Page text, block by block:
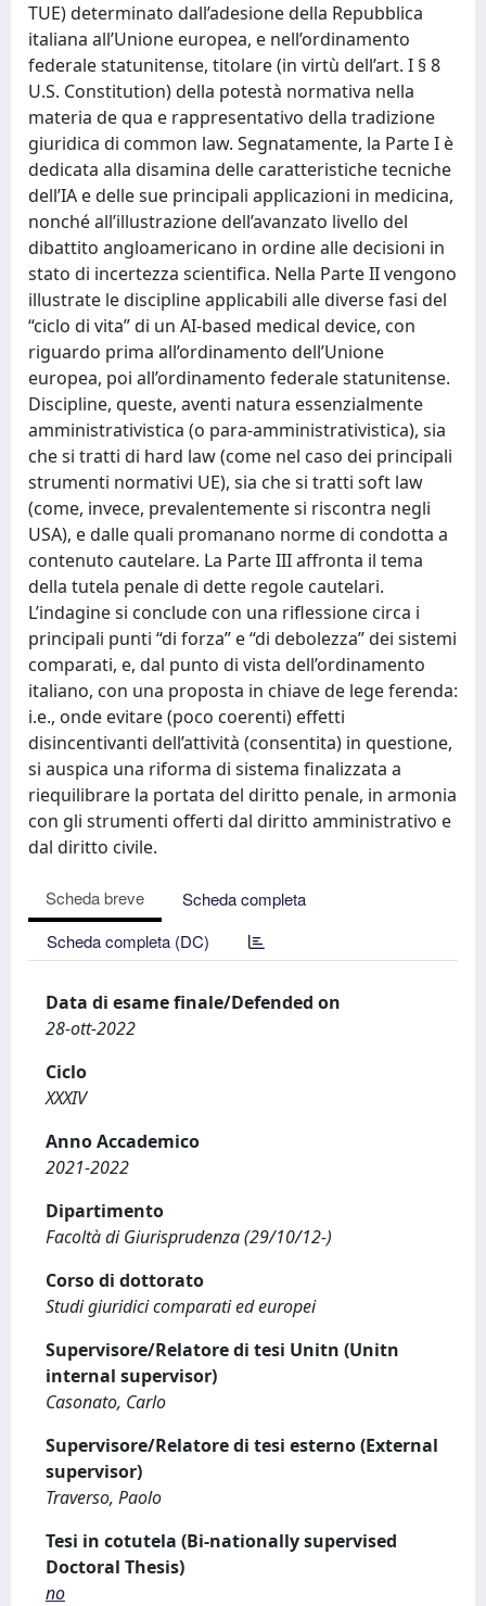
TUE) determinato dall’adesione della Repubblica
italiana all’Unione europea, e nell’ordinamento
federale statunitense, titolare (in virtù dell’art. I § 8
U.S. Constitution) della potestà normativa nella
materia de qua e rappresentativo della tradizione
giuridica di common law. Segnatamente, la Parte I è
dedicata alla disamina delle caratteristiche tecniche
dell’IA e delle sue principali applicazioni in medicina,
nonché all’illustrazione dell’avanzato livello del
dibattito angloamericano in ordine alle decisioni in
stato di incertezza scientifica. Nella Parte II vengono
illustrate le discipline applicabili alle diverse fasi del
“ciclo di vita” di un AI-based medical device, con
riguardo prima all’ordinamento dell’Unione
europea, poi all’ordinamento federale statunitense.
Discipline, queste, aventi natura essenzialmente
amministrativistica (o para-amministrativistica), sia
che si tratti di hard law (come nel caso dei principali
strumenti normativi UE), sia che si tratti soft law
(come, invece, prevalentemente si riscontra negli
USA), e dalle quali promanano norme di condotta a
contenuto cautelare. La Parte III affronta il tema
della tutela penale di dette regole cautelari.
L’indagine si conclude con una riflessione circa i
principali punti “di forza” e “di debolezza” dei sistemi
comparati, e, dal punto di vista dell’ordinamento
italiano, con una proposta in chiave de lege ferenda:
i.e., onde evitare (poco coerenti) effetti
disincentivanti dell’attività (consentita) in questione,
si auspica una riforma di sistema finalizzata a
riequilibrare la portata del diritto penale, in armonia
con gli strumenti offerti dal diritto amministrativo e
dal diritto civile.
Scheda breve
Scheda completa
Scheda completa (DC)
Data di esame finale/Defended on
28-ott-2022
Ciclo
XXXIV
Anno Accademico
2021-2022
Dipartimento
Facoltà di Giurisprudenza (29/10/12-)
Corso di dottorato
Studi giuridici comparati ed europei
Supervisore/Relatore di tesi Unitn (Unitn
internal supervisor)
Casonato, Carlo
Supervisore/Relatore di tesi esterno (External
supervisor)
Traverso, Paolo
Tesi in cotutela (Bi-nationally supervised
Doctoral Thesis)
no